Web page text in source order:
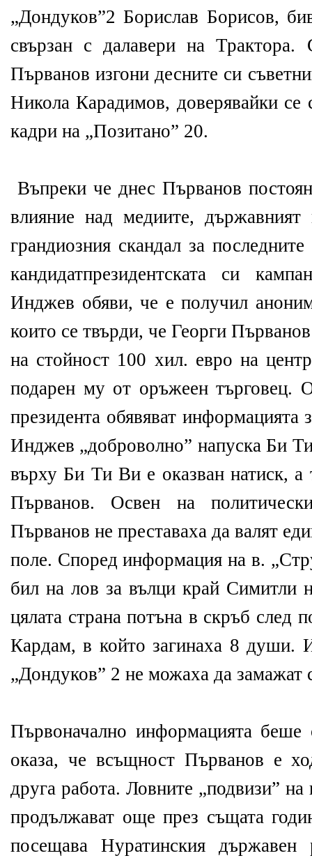
„Дондуков”2 Борислав Борисов,
свързан с далавери на
Първанов изгони десните си
Никола Карадимов, доверявайки
кадри на „Позитано” 20.
Въпреки че днес Първанов
влияние над медиите,
грандиозния скандал за
кандидатпрезидентската си
Инджев обяви, че е получил
които се твърди, че Георги
на стойност 100 хил. евро на
подарен му от оръжеен търговец.
президента обявяват информацията
Инджев „доброволно” напуска Би
върху Би Ти Ви е оказван натиск, а
Първанов. Освен на
Първанов не преставаха да валят
поле. Според информация на в.
бил на лов за вълци край Симитли
цялата страна потъна в скръб след
Кардам, в който загинаха 8 души.
„Дондуков” 2 не можаха да замажат
Първоначално информацията беше
оказа, че всъщност Първанов е
друга работа. Ловните „подвизи”
продължават още през същата
посещава Нуратинския държавен